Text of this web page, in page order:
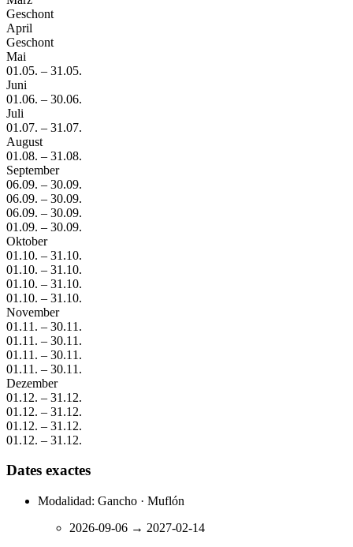
Geschont
April
Geschont
Mai
01.05. – 31.05.
Juni
01.06. – 30.06.
Juli
01.07. – 31.07.
August
01.08. – 31.08.
September
06.09. – 30.09.
06.09. – 30.09.
06.09. – 30.09.
01.09. – 30.09.
Oktober
01.10. – 31.10.
01.10. – 31.10.
01.10. – 31.10.
01.10. – 31.10.
November
01.11. – 30.11.
01.11. – 30.11.
01.11. – 30.11.
01.11. – 30.11.
Dezember
01.12. – 31.12.
01.12. – 31.12.
01.12. – 31.12.
01.12. – 31.12.
Dates exactes
Modalidad: Gancho · Muflón
2026-09-06 → 2027-02-14